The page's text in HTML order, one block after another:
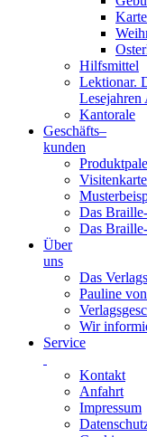
Hilfsmittel
Lektionar.
Kantorale
Geschäfts­–
kunden
Das
Das
Über
uns
Das
Pauline
Wir
Service
Kontakt
Anfahrt
Impressum